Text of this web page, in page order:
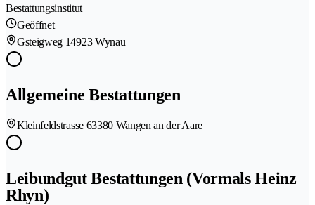
Bestattungsinstitut
Geöffnet
Gsteigweg 14923 Wynau
Allgemeine Bestattungen
Kleinfeldstrasse 63380 Wangen an der Aare
Leibundgut Bestattungen (Vormals Heinz
Rhyn)